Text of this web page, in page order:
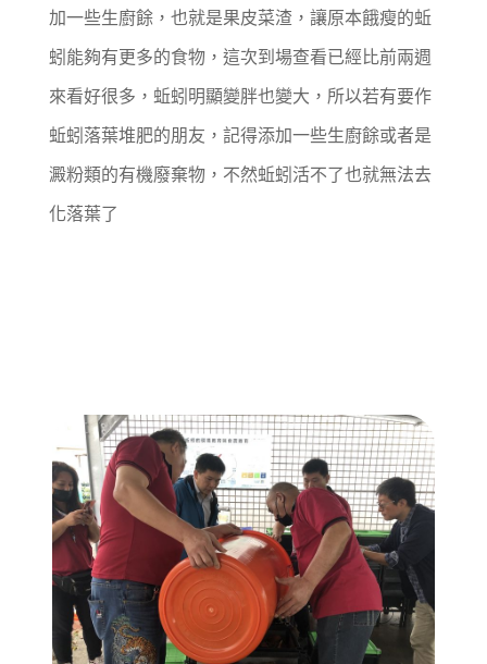
加一些生廚餘，也就是果皮菜渣，讓原本餓瘦的蚯
蚓能夠有更多的食物，這次到場查看已經比前兩週
來看好很多，蚯蚓明顯變胖也變大，所以若有要作
蚯蚓落葉堆肥的朋友，記得添加一些生廚餘或者是
澱粉類的有機廢棄物，不然蚯蚓活不了也就無法去
化落葉了